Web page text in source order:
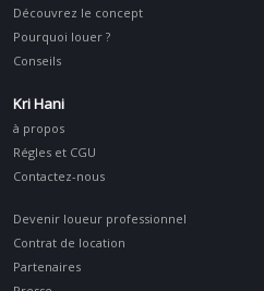
Découvrez le concept
Pourquoi louer ?
Conseils
Kri Hani
à propos
Régles et CGU
Contactez-nous
Devenir loueur professionnel
Contrat de location
Partenaires